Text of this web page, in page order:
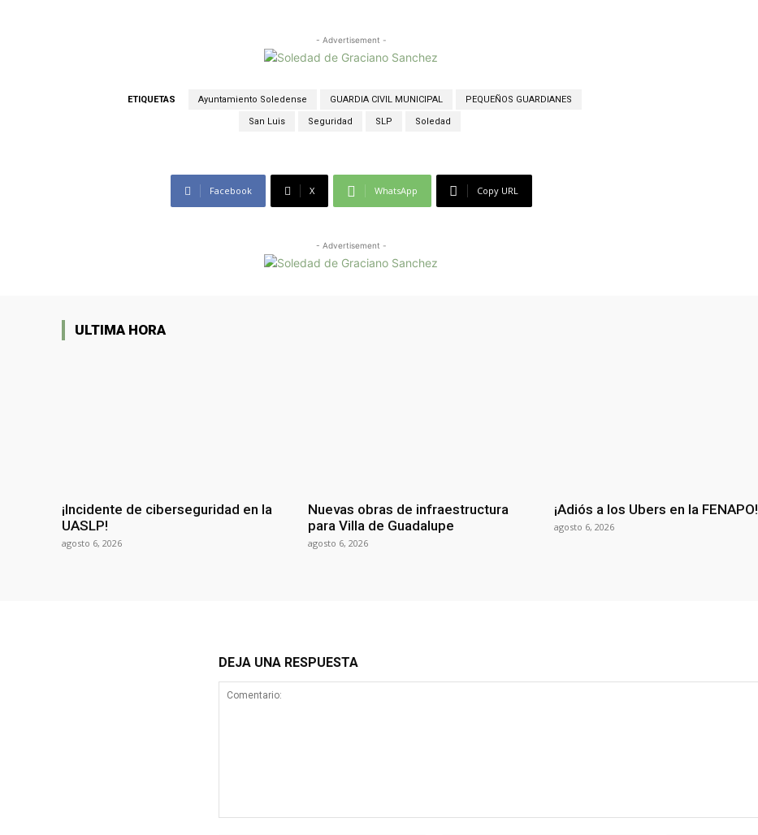
- Advertisement -
ETIQUETAS Ayuntamiento Soledense GUARDIA CIVIL MUNICIPAL PEQUEÑOS GUARDIANES
San Luis Seguridad SLP Soledad
Facebook X WhatsApp Copy URL
- Advertisement -
ULTIMA HORA
¡Incidente de ciberseguridad en la
UASLP!
agosto 6, 2026
Nuevas obras de infraestructura
para Villa de Guadalupe
agosto 6, 2026
¡Adiós a los Ubers en la FENAPO!
agosto 6, 2026
DEJA UNA RESPUESTA